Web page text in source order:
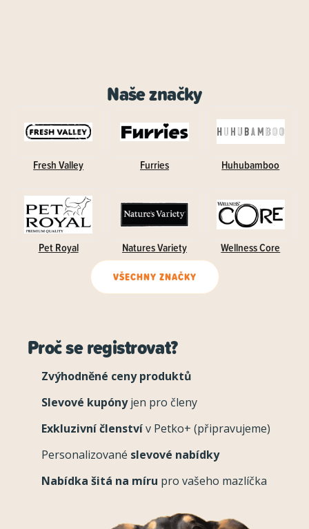
Naše značky
Fresh Valley Furries Huhubamboo
Pet Royal Natures Variety Wellness Core
VŠECHNY ZNAČKY
Proč se registrovat?
Zvýhodněné ceny produktů
Slevové kupónyjen pro členy
Exkluzivní členstvív Petko+ (připravujeme)
Personalizované slevové nabídky
Nabídka šitá na míru pro vašeho mazlíčka